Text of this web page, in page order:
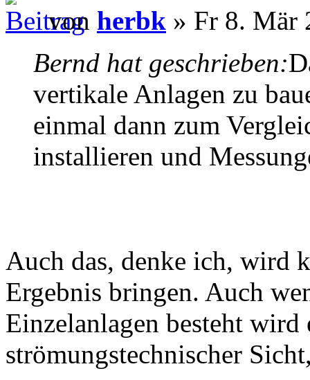
von herbk » Fr 8. Mär
Bernd hat geschrieben:
vertikale Anlagen zu
einmal dann zum
installieren und
Auch das, denke ich, wird
Ergebnis bringen. Auch
Einzelanlagen besteht
strömungstechnischer